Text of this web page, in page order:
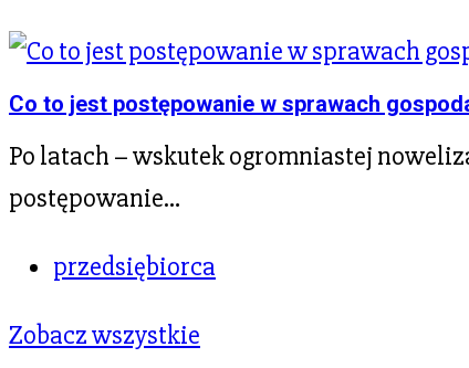
Co to jest postępowanie w sprawach
Po latach – wskutek ogromniastej
postępowanie…
przedsiębiorca
Zobacz wszystkie